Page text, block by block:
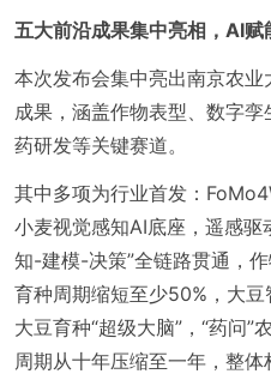
五大前沿成果集中亮相，AI赋
本次发布会集中亮出南京农
成果，涵盖作物表型、数字
药研发等关键赛道。
其中多项为行业首发：
小麦视觉感知AI底座，遥感驱
知-建模-决策”全链路贯通，
育种周期缩短至少50%，大
大豆育种“超级大脑”，“药问
周期从十年压缩至一年，整